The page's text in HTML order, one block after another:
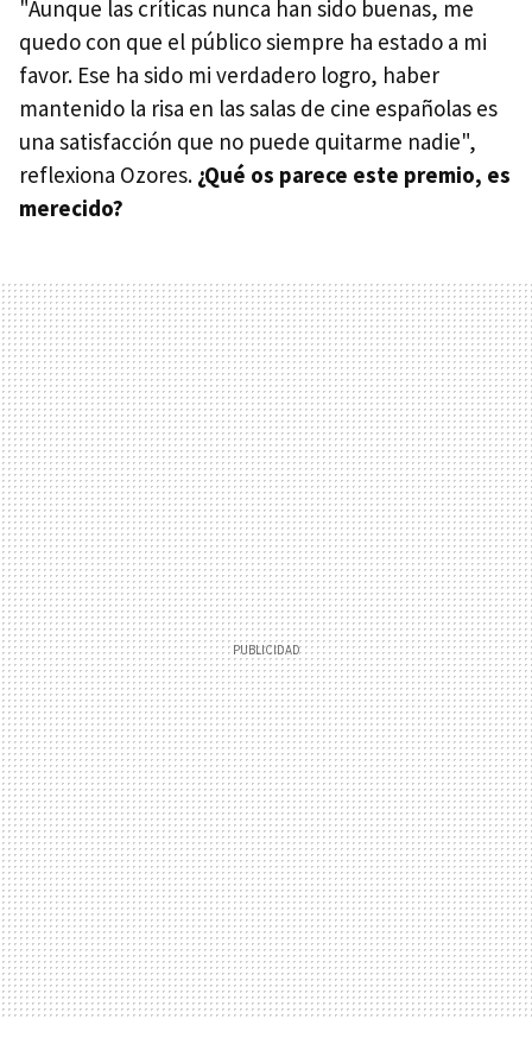
"Aunque las críticas nunca han sido buenas, me
quedo con que el público siempre ha estado a mi
favor. Ese ha sido mi verdadero logro, haber
mantenido la risa en las salas de cine españolas es
una satisfacción que no puede quitarme nadie",
reflexiona Ozores. ¿Qué os parece este premio, es
merecido?